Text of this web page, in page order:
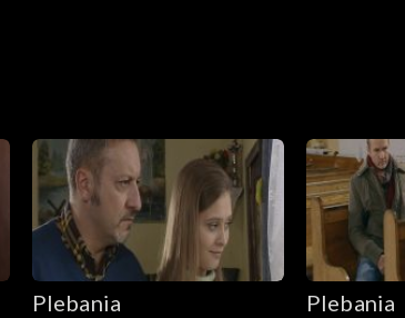
Plebania Plebania